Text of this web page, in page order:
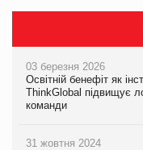
03 березня 2026
Освітній бенефіт як
ThinkGlobal підвищує
команди
31 жовтня 2024